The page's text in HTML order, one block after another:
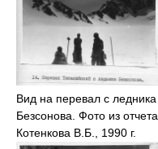
Вид на перевал с ледника
Безсонова. Фото из отчета
Котенкова В.Б., 1990 г.